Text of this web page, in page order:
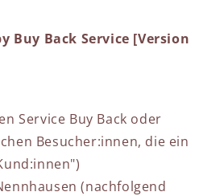
Buy Back Service [Version
Service Buy Back oder
Besucher:innen, die ein
(nachfolgend